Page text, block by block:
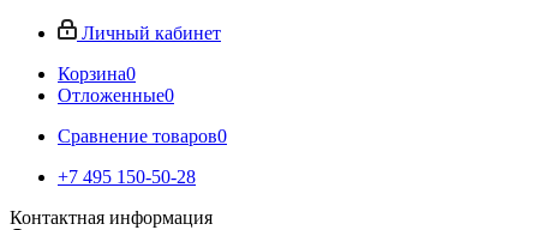
Личный кабинет
Корзина0
Отложенные0
Сравнение товаров0
+7 495 150-50-28
Контактная информация